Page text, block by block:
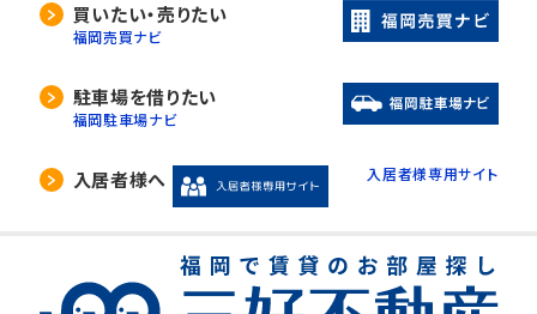
買いたい・売りたい
福岡売買ナビ
駐車場を借りたい
福岡駐車場ナビ
入居者様へ 入居者様専用サイト